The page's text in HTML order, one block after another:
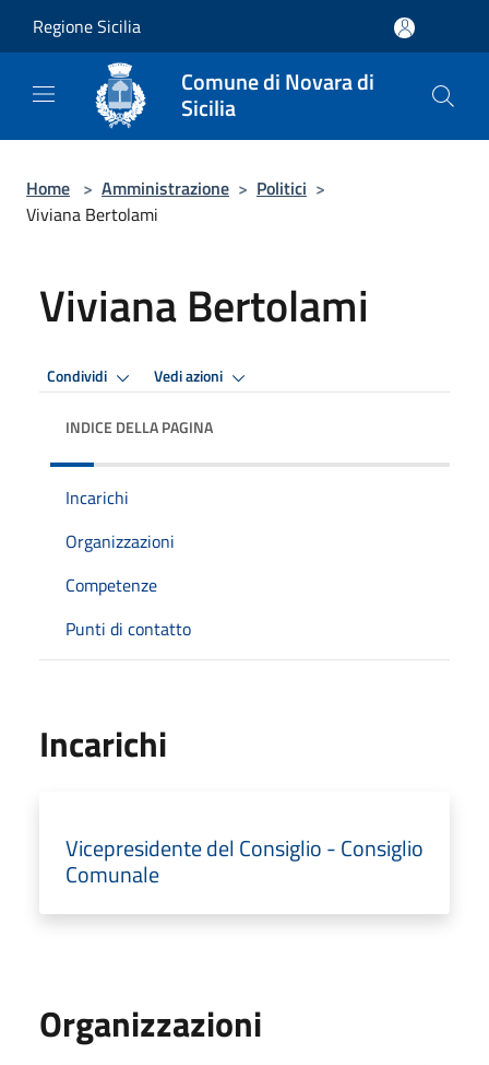
Regione Sicilia
Comune di Novara di
Sicilia
Home > Amministrazione > Politici >
Viviana Bertolami
Viviana Bertolami
Condividi Vedi azioni
INDICE DELLA PAGINA
Incarichi
Organizzazioni
Competenze
Punti di contatto
Incarichi
Vicepresidente del Consiglio - Consiglio
Comunale
Organizzazioni